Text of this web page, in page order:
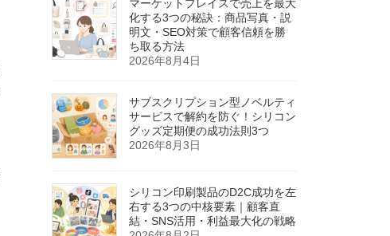
マーケットプレイスで売上を最大
化する3つの秘訣：商品写真・説
明文・SEO対策で顧客信頼を勝
ち取る方法
2026年8月4日
サブスクリプション型ノベルティ
サービスで解約を防ぐ！シリコン
グッズ定期便の成功法則3つ
2026年8月3日
シリコン印刷製品のD2C成功を左
右する3つの中核要素｜顧客直
結・SNS活用・利益最大化の戦略